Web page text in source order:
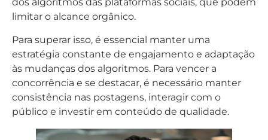
limitar o alcance orgânico.
Para superar isso, é essencial manter uma
estratégia constante de engajamento e adaptação
às mudanças dos algoritmos. Para vencer a
concorrência e se destacar, é necessário manter
consistência nas postagens, interagir com o
público e investir em conteúdo de qualidade.